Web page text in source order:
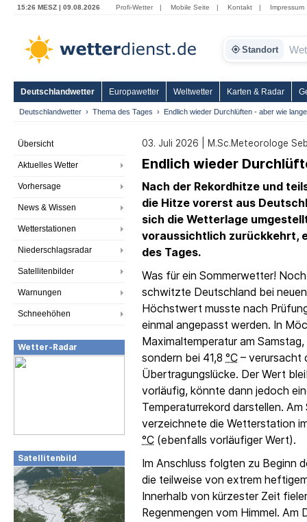
15:26 MESZ | 09.08.2026 Profi-Wetter | Mobile Seite | Kontakt | Impressum
Standort
Deutschlandwetter Europawetter Weltwetter Karten & Radar
Deutschlandwetter Thema des Tages Endlich wieder Durchlüften - aber wie
Übersicht
Aktuelles Wetter
Vorhersage
News & Wissen
Wetterstationen
Niederschlagsradar
Satellitenbilder
Warnungen
Schneehöhen
Wetter-Radar
Satellitenbild
03. Juli 2026 | M.Sc.Meteorologe
Endlich wieder
Nach der Rekordhitze und
die Hitze vorerst aus
sich die Wetterlage
voraussichtlich zurückkehrt,
des Tages.
Was für ein Sommerwetter!
schwitzte Deutschland bei
Höchstwert musste nach
einmal angepasst werden. In
Maximaltemperatur am
sondern bei 41,8 °C – verursacht
Übertragungslücke. Der Wert
vorläufig, könnte dann jedoch
Temperaturrekord darstellen.
verzeichnete die Wetterstation
°C (ebenfalls vorläufiger Wert).
Im Anschluss folgten zu Beginn
die teilweise von extrem
Innerhalb von kürzester Zeit
Regenmengen vom Himmel. Am